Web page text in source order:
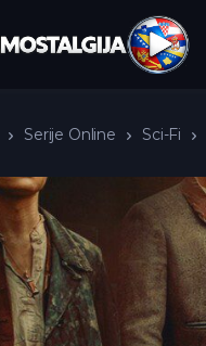
Serije Online Sci-Fi